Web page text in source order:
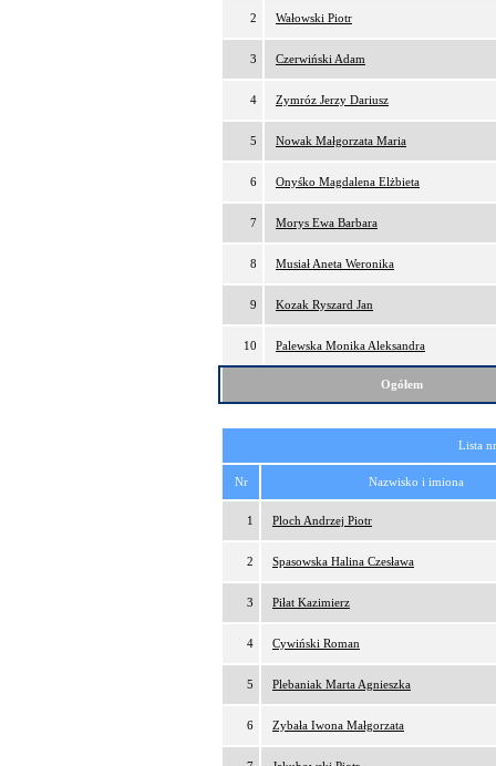
2 Wałowski Piotr
3 Czerwiński Adam
4 Zymróz Jerzy Dariusz
5 Nowak Małgorzata Maria
6 Onyśko Magdalena Elżbieta
7 Morys Ewa Barbara
8 Musiał Aneta Weronika
9 Kozak Ryszard Jan
10 Palewska Monika Aleksandra
Ogółem
Lista
Nr Nazwisko i imiona
1 Ploch Andrzej Piotr
2 Spasowska Halina Czesława
3 Piłat Kazimierz
4 Cywiński Roman
5 Plebaniak Marta Agnieszka
6 Zybała Iwona Małgorzata